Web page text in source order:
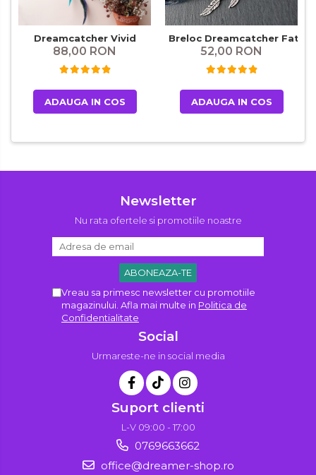
Dreamcatcher Vivid
88,00 RON
ADAUGA IN COS
Breloc Dreamcatcher
52,00 RON
ADAUGA IN COS
Newsletter
Nu rata ofertele si promotiile noastre
Vreau sa primesc newsletter cu promotiile
magazinului. Afla mai multe in Politica de
Confidentialitate
Social
Urmareste-ne in social media
Suport clienti
L-V 09:00 - 17:00
0769663662
office@dreamer-shop.ro